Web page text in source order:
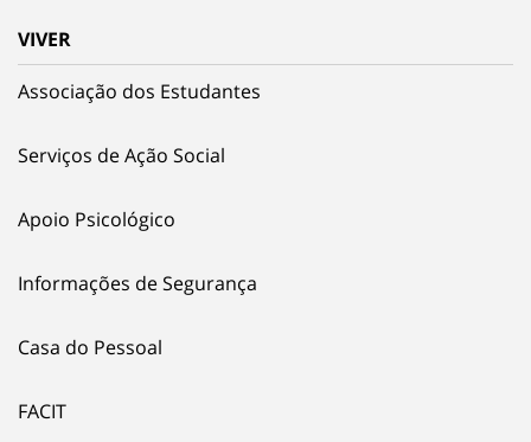
VIVER
Associação dos Estudantes
Serviços de Ação Social
Apoio Psicológico
Informações de Segurança
Casa do Pessoal
FACIT